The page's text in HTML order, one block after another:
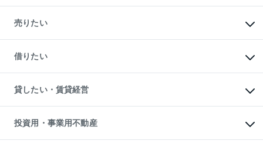
新築・分譲マンションの購入
中古マンションの購入
一戸建ての購入
中古一戸建ての購入
不動産購入の流れ
注目キーワード物件特集
購入ガイド
English 繁体中文簡体中文
売りたい
一戸建ての売却・査定
土地の売却・査定
スピードAI査定
不動産査定について
不動産売却の流れ
不動産買換えの流れ
売却ガイド
借りたい
オフィス・店舗の賃貸
借りるときの流れ
借りるガイド
貸したい・賃貸経営
マンション賃料データ
賃貸管理プラン
リロケーションについて
投資用・事業用不動産